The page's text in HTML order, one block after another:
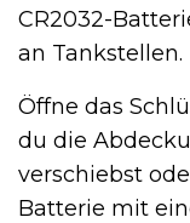
CR2032-
an Tankstellen.
Öffne das
du die
verschiebst
Batterie mit